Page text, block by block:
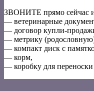
ЗВОНИТЕ прямо сейчас и
— ветеринарные
— договор купли-
— метрику
— компакт диск с
— корм,
— коробку для переноски